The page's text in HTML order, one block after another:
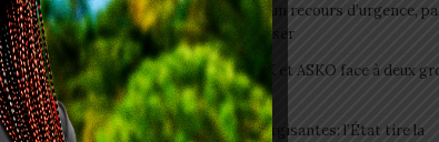
: la
de...
Pilule du lendemain : un recours d’urgence,
une habitude à banaliser
Interclubs CAF: ASCK et ASKO face à deux
morceaux
Togo/ Boissons énergisantes: l’État tire la